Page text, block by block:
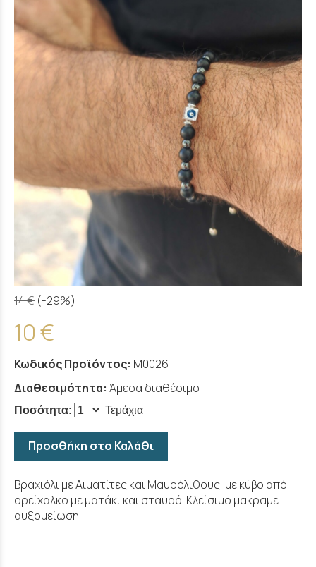
14 € (-29%)
10 €
Κωδικός Προϊόντος: M0026
Διαθεσιμότητα: Άμεσα διαθέσιμο
Ποσότητα: Τεμάχια
Προσθήκη στο Καλάθι
Βραχιόλι με Αιματίτες και Μαυρόλιθους, με κύβο από
ορείχαλκο με ματάκι και σταυρό. Κλείσιμο μακραμε
αυξομείωση.